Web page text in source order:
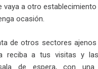
vaya a otro
ocasión.
de otros sectores
reciba a tus visitas y
de espera, con una